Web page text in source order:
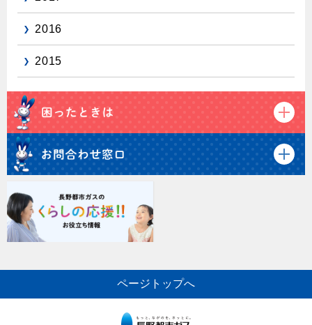
2016
2015
ページトップへ